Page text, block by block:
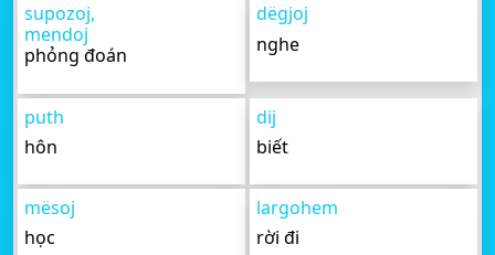
supozoj,
mendoj
phỏng đoán
dëgjoj
nghe
puth
hôn
dij
biết
mësoj
học
largohem
rời đi